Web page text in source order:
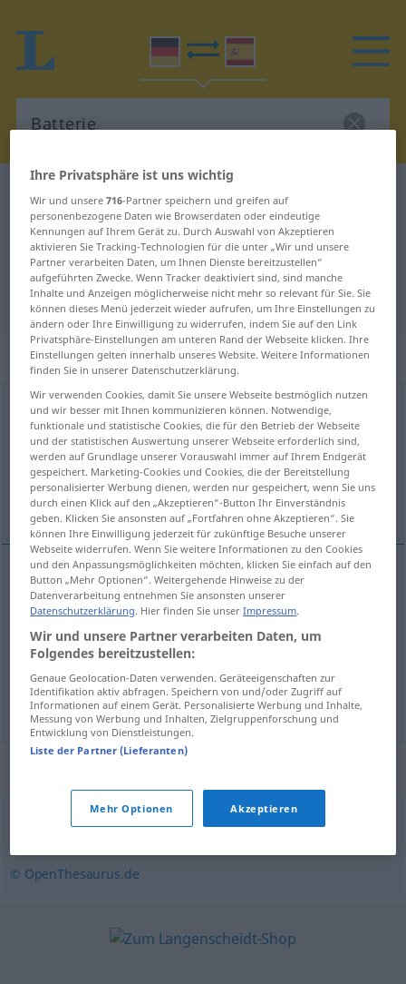
Deutsch-Spanisch Übersetzung für
"Batterie"
"Batterie" Spanisch Übersetzung
„Batterie“: Femininum
Batterie [batəˈriː]f <Batterie;Batterien>
Übersicht aller Übersetzungen
(Für mehr Details die Übersetzung anklicken/antippen)
pila, batería batería
pilaf Batterie ELEK
bateríaf Batterie AUTO MIL
bateríaf Batterie(≈ Reihe) FAM FIG
Konzentration,Ansammlung
© OpenThesaurus.de
Ihre Privatsphäre ist uns wichtig
Wir und unsere716-Partner speichern und greifen auf
personenbezogene Daten wie Browserdaten oder eindeutige
Kennungen auf Ihrem Gerät zu. Durch Auswahl von Akzeptieren
aktivieren Sie Tracking-Technologien für die unter „Wir und unsere
Partner verarbeiten Daten, um Ihnen Dienste bereitzustellen“
aufgeführten Zwecke. Wenn Tracker deaktiviert sind, sind manche
Inhalte und Anzeigen möglicherweise nicht mehr so relevant für Sie. Sie
können dieses Menü jederzeit wieder aufrufen, um Ihre Einstellungen zu
ändern oder Ihre Einwilligung zu widerrufen, indem Sie auf den Link
Privatsphäre-Einstellungen am unteren Rand der Webseite klicken. Ihre
Einstellungen gelten innerhalb unseres Website. Weitere Informationen
finden Sie in unserer Datenschutzerklärung.
Wir verwenden Cookies, damit Sie unsere Webseite bestmöglich nutzen
und wir besser mit Ihnen kommunizieren können. Notwendige,
funktionale und statistische Cookies, die für den Betrieb der Webseite
und der statistischen Auswertung unserer Webseite erforderlich sind,
werden auf Grundlage unserer Vorauswahl immer auf Ihrem Endgerät
gespeichert. Marketing-Cookies und Cookies, die der Bereitstellung
personalisierter Werbung dienen, werden nur gespeichert, wenn Sie uns
durch einen Klick auf den „Akzeptieren“-Button Ihr Einverständnis
geben. Klicken Sie ansonsten auf „Fortfahren ohne Akzeptieren“. Sie
können Ihre Einwilligung jederzeit für zukünftige Besuche unserer
Webseite widerrufen. Wenn Sie weitere Informationen zu den Cookies
und den Anpassungsmöglichkeiten möchten, klicken Sie einfach auf den
Button „Mehr Optionen“. Weitergehende Hinweise zu der
Datenverarbeitung entnehmen Sie ansonsten unserer
Datenschutzerklärung. Hier finden Sie unserImpressum.
Wir und unsere Partner verarbeiten Daten, um
Folgendes bereitzustellen:
Genaue Geolocation-Daten verwenden. Geräteeigenschaften zur
Identifikation aktiv abfragen. Speichern von und/oder Zugriff auf
Informationen auf einem Gerät. Personalisierte Werbung und Inhalte,
Messung von Werbung und Inhalten, Zielgruppenforschung und
Entwicklung von Dienstleistungen.
Liste der Partner (Lieferanten)
Mehr Optionen Akzeptieren